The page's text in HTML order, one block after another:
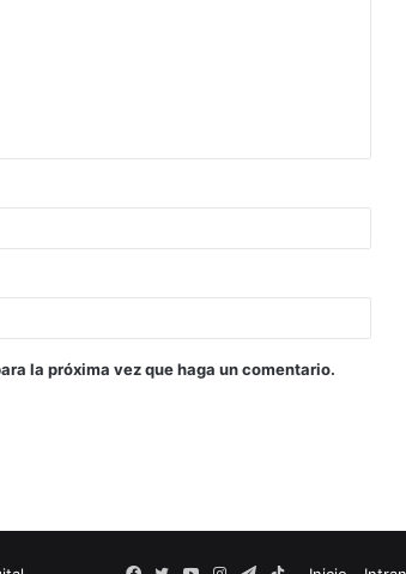
la próxima vez que haga un comentario.